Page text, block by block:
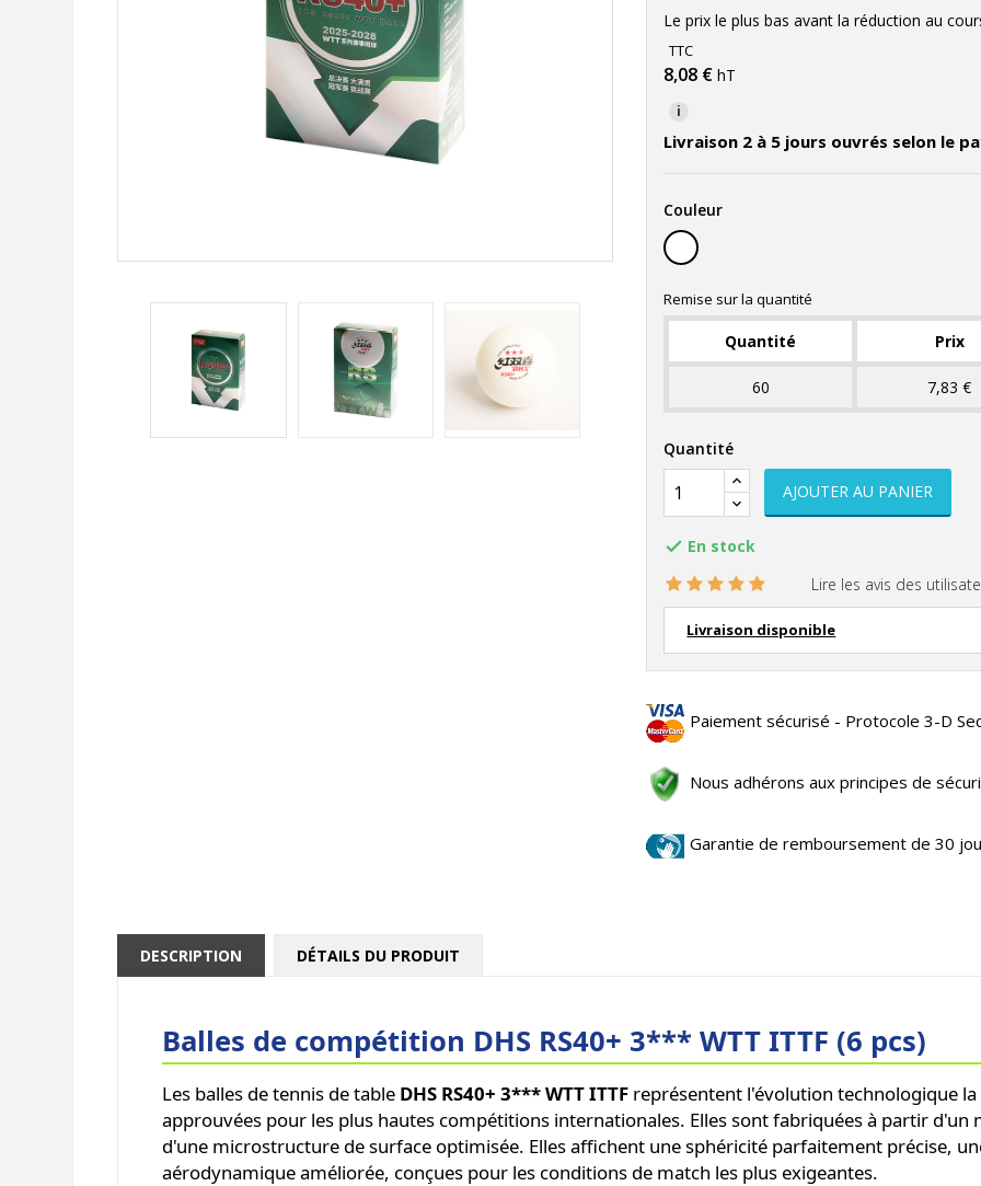
Le prix le plus bas avant la réduction au
TTC
8,08 €hT
i
Livraison 2 à 5 jours ouvrés selon le
Couleur
blanc
Remise sur la quantité
Quantité Prix
60 7,83 €
Quantité
AJOUTER AU PANIER
 En stock
Lire les avis des
Livraison disponible
Paiement sécurisé - Protocole 3-D
Nous adhérons aux principes de
Garantie de remboursement de 30
DESCRIPTION DÉTAILS DU PRODUIT
Balles de compétition DHS RS40+ 3*** WTT ITTF (6 pcs)
Les balles de tennis de table DHS RS40+ 3*** WTT ITTF représentent l'évolution technologique
approuvées pour les plus hautes compétitions internationales. Elles sont fabriquées à partir d'un
d'une microstructure de surface optimisée. Elles affichent une sphéricité parfaitement précise,
aérodynamique améliorée, conçues pour les conditions de match les plus exigeantes.